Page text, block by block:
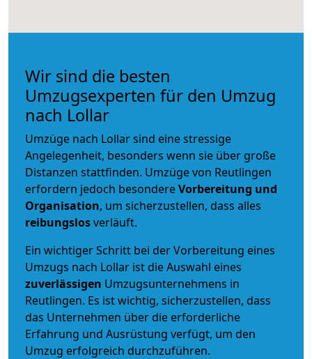
Wir sind die besten
Umzugsexperten für den Umzug
nach Lollar
Umzüge nach Lollar sind eine stressige
Angelegenheit, besonders wenn sie über große
Distanzen stattfinden. Umzüge von Reutlingen
erfordern jedoch besondereVorbereitung und
Organisation, um sicherzustellen, dass alles
reibungslosverläuft.
Ein wichtiger Schritt bei der Vorbereitung eines
Umzugs nach Lollar ist die Auswahl eines
zuverlässigen Umzugsunternehmens in
Reutlingen. Es ist wichtig, sicherzustellen, dass
das Unternehmen über die erforderliche
Erfahrung und Ausrüstung verfügt, um den
Umzug erfolgreich durchzuführen.